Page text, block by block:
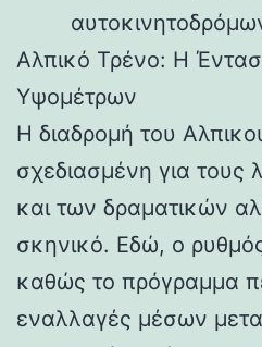
Αλπικό Τρένο: Η
Υψομέτρων
Η διαδρομή του
σχεδιασμένη για τους
και των δραματικών
σκηνικό. Εδώ, ο
καθώς το πρόγραμμα
εναλλαγές μέσων